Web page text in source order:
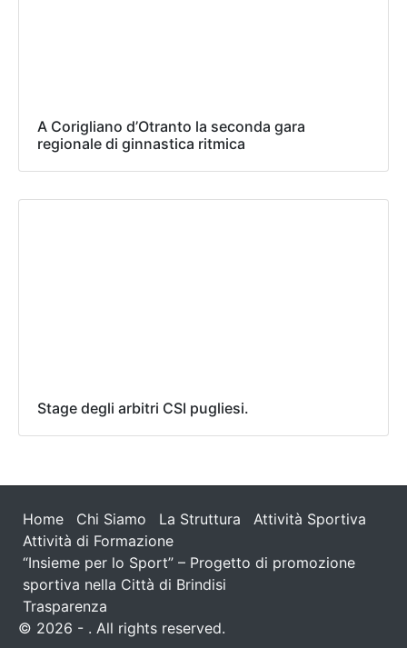
A Corigliano d’Otranto la seconda gara
regionale di ginnastica ritmica
Stage degli arbitri CSI pugliesi.
Home Chi Siamo La Struttura
Attività Sportiva
Attività di Formazione
“Insieme per lo Sport” – Progetto di promozione
sportiva nella Città di Brindisi
Trasparenza
© 2026 - . All rights reserved.